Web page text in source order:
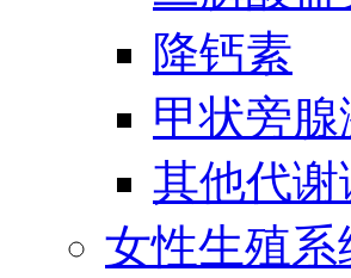
降钙素
甲状旁腺
其他代谢
女性生殖系